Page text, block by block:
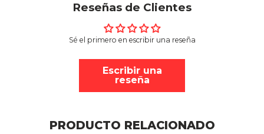
Reseñas de Clientes
Sé el primero en escribir una reseña
Escribir una
reseña
PRODUCTO RELACIONADO